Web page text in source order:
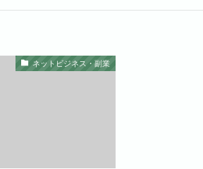
ネットビジネス・副業